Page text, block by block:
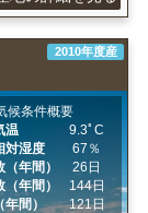
2010年度産
候条件概要
温
9.3ﾟC
対湿度
67％
年間）
26日
年間）
144日
年間）
121日